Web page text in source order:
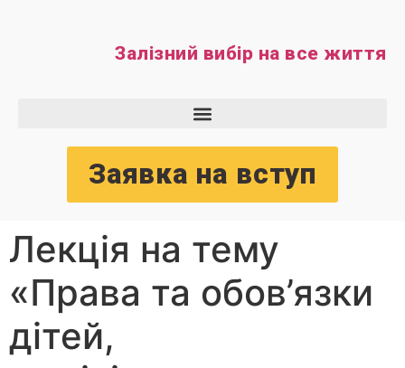
Залізний вибір на все життя
Заявка на вступ
Лекція на тему
«Права та обов’язки
дітей,